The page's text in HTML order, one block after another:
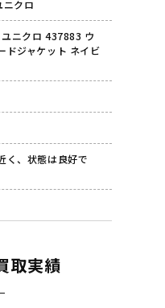
ニクロ
ニクロ 437883 ウ
ドジャケット ネイビ
く、状態は良好で
取実績